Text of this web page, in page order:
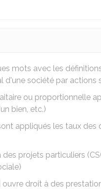
mots avec les
d'une société par actions
ou proportionnelle
bien, etc.)
appliqués les taux
projets particuliers
ouvre droit à des